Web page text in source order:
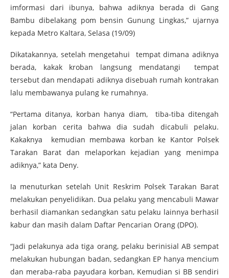
imformasi dari ibunya, bahwa adiknya berada di Gang
Bambu dibelakang pom bensin Gunung Lingkas,” ujarnya
kepada Metro Kaltara, Selasa (19/09)
Dikatakannya, setelah mengetahui tempat dimana adiknya
berada, kakak kroban langsung mendatangi tempat
tersebut dan mendapati adiknya disebuah rumah kontrakan
lalu membawanya pulang ke rumahnya.
“Pertama ditanya, korban hanya diam, tiba-tiba ditengah
jalan korban cerita bahwa dia sudah dicabuli pelaku.
Kakaknya kemudian membawa korban ke Kantor Polsek
Tarakan Barat dan melaporkan kejadian yang menimpa
adiknya,” kata Deny.
Ia menuturkan setelah Unit Reskrim Polsek Tarakan Barat
melakukan penyelidikan. Dua pelaku yang mencabuli Mawar
berhasil diamankan sedangkan satu pelaku lainnya berhasil
kabur dan masih dalam Daftar Pencarian Orang (DPO).
“Jadi pelakunya ada tiga orang, pelaku berinisial AB sempat
melakukan hubungan badan, sedangkan EP hanya mencium
dan meraba-raba payudara korban, Kemudian si BB sendiri